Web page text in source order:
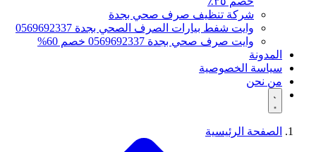
شركة تنظيف صرف صحي بجدة
وايت شفط بيارات الصرف الصحي بجدة 0569692337
وايت صرف صحي بجدة 0569692337 خصم 60%
المدونة
سياسة الخصوصية
من نحن
الصفحة الرئيسية